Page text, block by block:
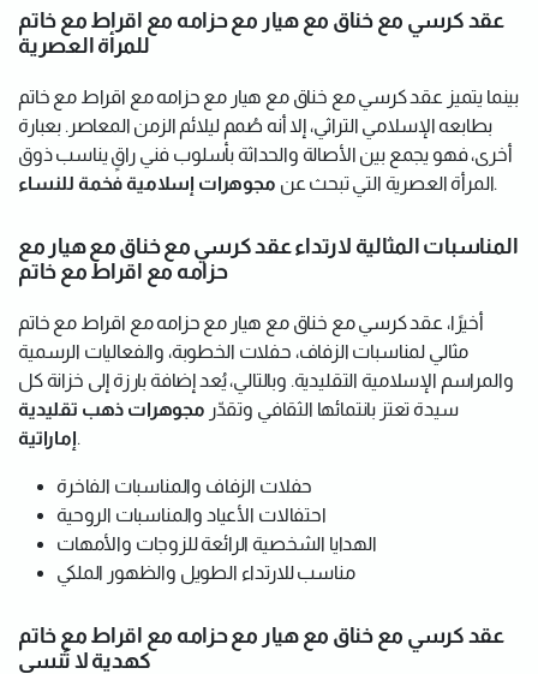
عقد كرسي مع خناق مع هيار مع حزامه مع اقراط مع خاتم
للمرأة العصرية
بينما يتميز عقد كرسي مع خناق مع هيار مع حزامه مع اقراط مع خاتم
بطابعه الإسلامي التراثي، إلا أنه صُمم ليلائم الزمن المعاصر. بعبارة
أخرى، فهو يجمع بين الأصالة والحداثة بأسلوب فني راقٍ يناسب ذوق
المرأة العصرية التي تبحث عن مجوهرات إسلامية فخمة للنساء .
المناسبات المثالية لارتداء عقد كرسي مع خناق مع هيار مع
حزامه مع اقراط مع خاتم
أخيرًا، عقد كرسي مع خناق مع هيار مع حزامه مع اقراط مع خاتم
مثالي لمناسبات الزفاف، حفلات الخطوبة، والفعاليات الرسمية
والمراسم الإسلامية التقليدية. وبالتالي، يُعد إضافة بارزة إلى خزانة كل
سيدة تعتز بانتمائها الثقافي وتقدّر مجوهرات ذهب تقليدية
إماراتية.
حفلات الزفاف والمناسبات الفاخرة
احتفالات الأعياد والمناسبات الروحية
الهدايا الشخصية الرائعة للزوجات والأمهات
مناسب للارتداء الطويل والظهور الملكي
عقد كرسي مع خناق مع هيار مع حزامه مع اقراط مع خاتم
كهدية لا تُنسى